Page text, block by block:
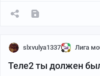
slxvulya1337 Лига
Теле2 ты должен